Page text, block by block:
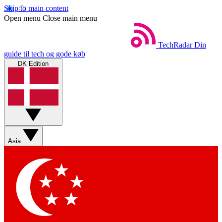
Skip to main content
Open menu Close main menu
TechRadar Din
guide til tech og gode køb
DK Edition
Asia